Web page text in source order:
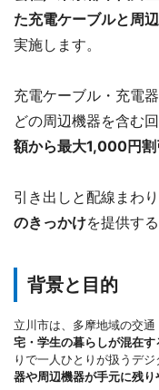
た充電ケーブルと周
実施します。
充電ケーブル・充電
どの周辺機器を含む回
額から最大1,000円割
引き出しと配線まわ
のきっかけを提供す
背景と目的
立川市は、多摩地域の交通
宅・学生の暮らしが混在す
りで一人ひとりが扱うデジ
器や周辺機器が手元に残